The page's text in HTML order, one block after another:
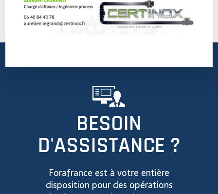
BESOIN
D'ASSISTANCE ?
Forafrance est à votre entière
disposition pour des opérations